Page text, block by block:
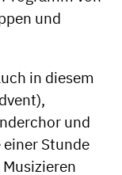
und
in diesem
und
Stunde